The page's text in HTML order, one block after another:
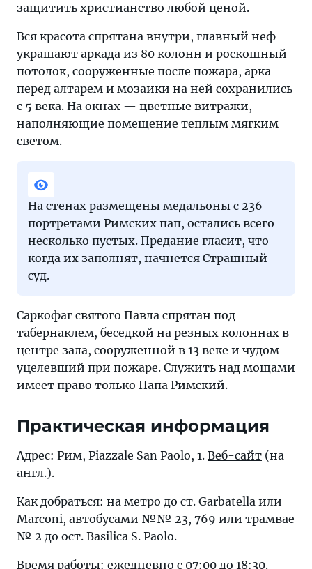
защитить христианство любой ценой.
Вся красота спрятана внутри, главный неф
украшают аркада из 80 колонн и роскошный
потолок, сооруженные после пожара, арка
перед алтарем и мозаики на ней сохранились
с 5 века. На окнах — цветные витражи,
наполняющие помещение теплым мягким
светом.
На стенах размещены медальоны с 236
портретами Римских пап, остались всего
несколько пустых. Предание гласит, что
когда их заполнят, начнется Страшный
суд.
Саркофаг святого Павла спрятан под
табернаклем, беседкой на резных колоннах в
центре зала, сооруженной в 13 веке и чудом
уцелевший при пожаре. Служить над мощами
имеет право только Папа Римский.
Практическая информация
Адрес: Рим, Piazzale San Paolo, 1. Веб-сайт (на
англ.).
Как добраться: на метро до ст. Garbatella или
Marconi, автобусами №№ 23, 769 или трамвае
№ 2 до ост. Basilica S. Paolo.
Время работы: ежедневно с 07:00 до 18:30.